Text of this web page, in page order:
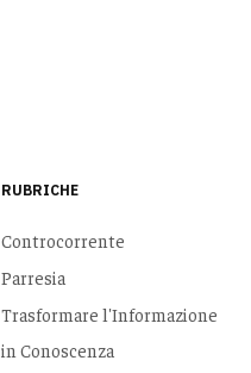
RUBRICHE
Controcorrente
Parresia
Trasformare l'Informazione
in Conoscenza